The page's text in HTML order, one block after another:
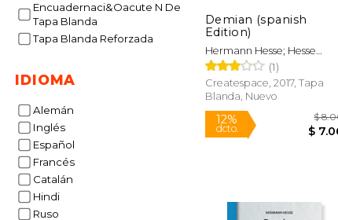
Encuadernaci&Oacute N De
Tapa Blanda
Tapa Blanda Reforzada
IDIOMA
Alemán
Inglés
Español
Francés
Catalán
Hindi
Ruso
Demian (spanish
Edition)
Hermann Hesse; Hesse
Hermann
(1)
Createspace, 2017, Tapa
Blanda, Nuevo